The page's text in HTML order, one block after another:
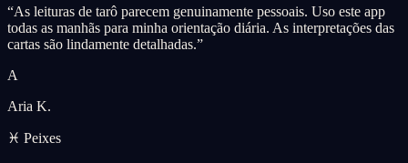
“As leituras de tarô parecem genuinamente pessoais. Uso este app
todas as manhãs para minha orientação diária. As interpretações das
cartas são lindamente detalhadas.”
A
Aria K.
♓ Peixes